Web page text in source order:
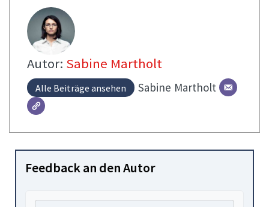
Autor: Sabine Martholt
Alle Beiträge ansehen Sabine Martholt
Feedback an den Autor